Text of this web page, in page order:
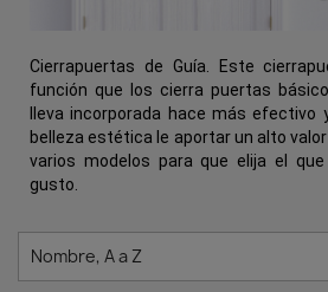
Cierrapuertas de Guía. Este
función que los cierra puertas
lleva incorporada hace más
belleza estética le aportar un alto
varios modelos para que elija el
gusto.
Nombre, A a Z